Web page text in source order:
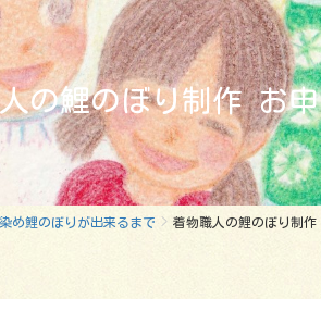
の鯉のぼり制作 お
め鯉のぼりが出来るまで 着物職人の鯉のぼり制